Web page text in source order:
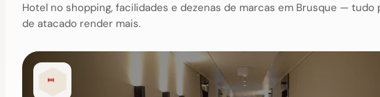
Hotel no shopping, facilidades e dezenas de marcas em Brusque — tudo
de atacado render mais.